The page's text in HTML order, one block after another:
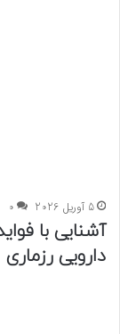
5 آوریل 2026 0
آشنایی با
دارویی رزماری